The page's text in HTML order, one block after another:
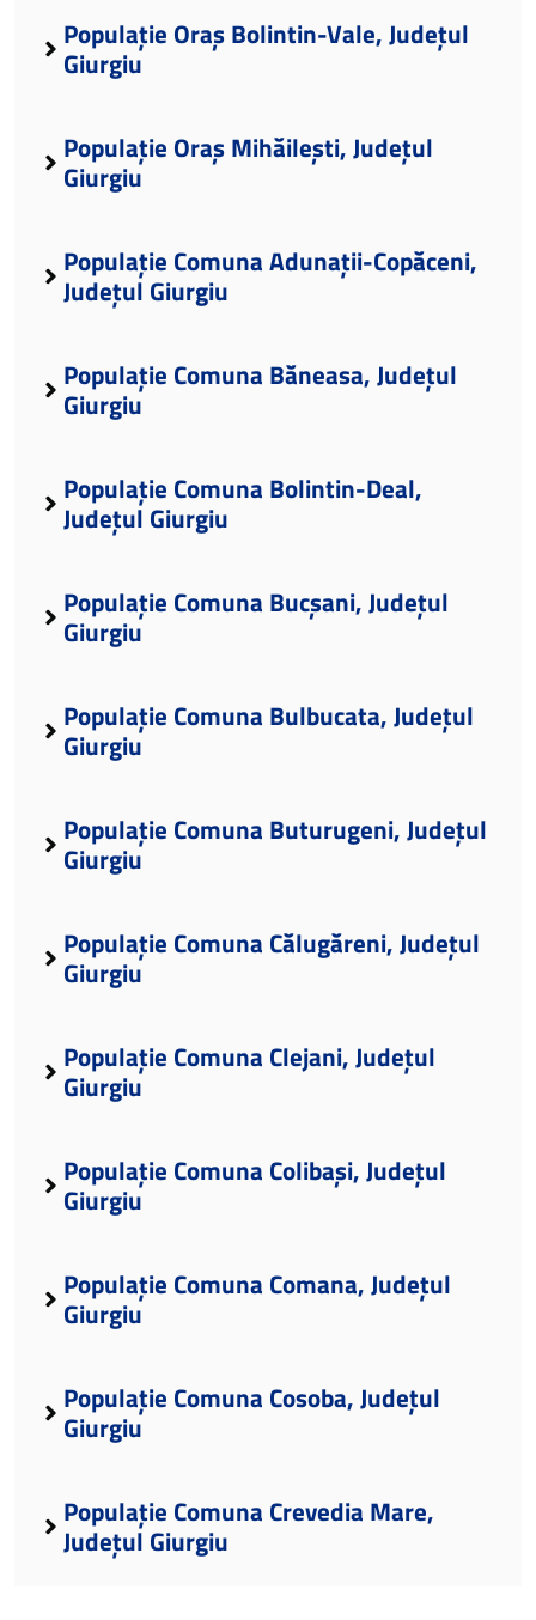
Populație Oraș Bolintin-Vale, Județul
Giurgiu
Populație Oraș Mihăilești, Județul
Giurgiu
Populație Comuna Adunații-Copăceni,
Județul Giurgiu
Populație Comuna Băneasa, Județul
Giurgiu
Populație Comuna Bolintin-Deal,
Județul Giurgiu
Populație Comuna Bucșani, Județul
Giurgiu
Populație Comuna Bulbucata, Județul
Giurgiu
Populație Comuna Buturugeni, Județul
Giurgiu
Populație Comuna Călugăreni, Județul
Giurgiu
Populație Comuna Clejani, Județul
Giurgiu
Populație Comuna Colibași, Județul
Giurgiu
Populație Comuna Comana, Județul
Giurgiu
Populație Comuna Cosoba, Județul
Giurgiu
Populație Comuna Crevedia Mare,
Județul Giurgiu